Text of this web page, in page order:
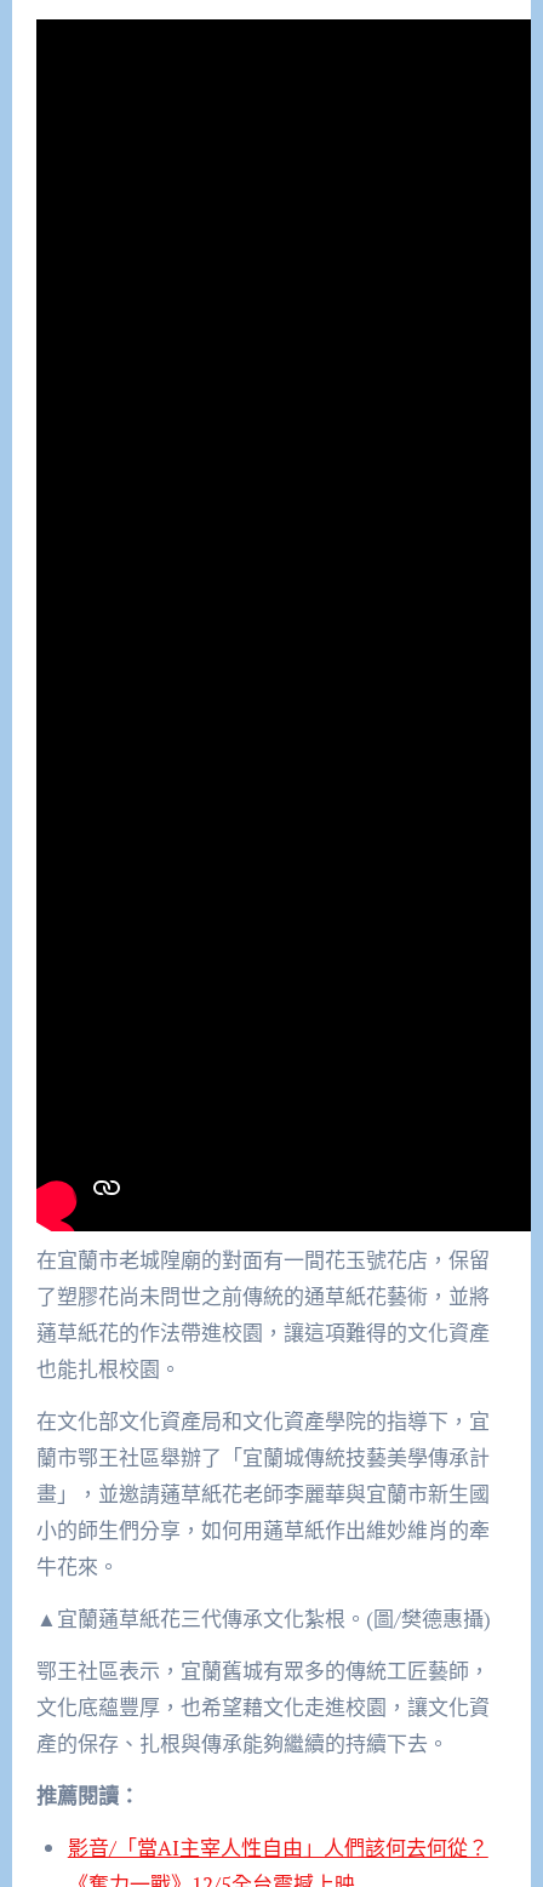
在宜蘭市老城隍廟的對面有一間花玉號花店，保留
了塑膠花尚未問世之前傳統的通草紙花藝術，並將
蓪草紙花的作法帶進校園，讓這項難得的文化資產
也能扎根校園。
在文化部文化資產局和文化資產學院的指導下，宜
蘭市鄂王社區舉辦了「宜蘭城傳統技藝美學傳承計
畫」，並邀請蓪草紙花老師李麗華與宜蘭市新生國
小的師生們分享，如何用蓪草紙作出維妙維肖的牽
牛花來。
▲宜蘭蓪草紙花三代傳承文化紮根。(圖/樊德惠攝)
鄂王社區表示，宜蘭舊城有眾多的傳統工匠藝師，
文化底蘊豐厚，也希望藉文化走進校園，讓文化資
產的保存、扎根與傳承能夠繼續的持續下去。
推薦閱讀：
影音/「當AI主宰人性自由」人們該何去何從？